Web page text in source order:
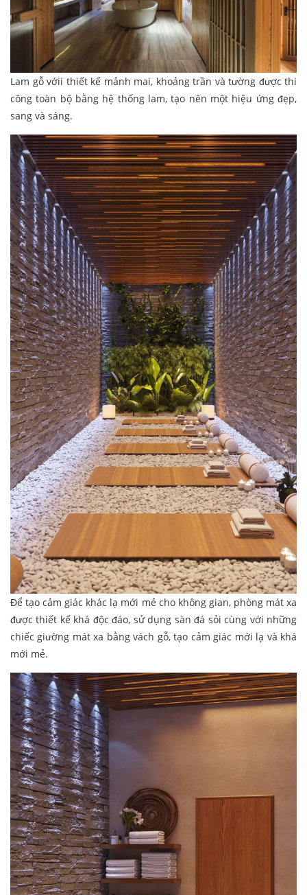
Lam gỗ vớii thiết kế mảnh mai, khoảng trần và tường được thi
công toàn bộ bằng hệ thống lam, tạo nên một hiệu ứng đẹp,
sang và sáng.
Để tạo cảm giác khác lạ mới mẻ cho không gian, phòng mát xa
được thiết kế khá độc đáo, sử dụng sàn đá sỏi cùng với những
chiếc giường mát xa bằng vách gỗ, tạo cảm giác mới lạ và khá
mới mẻ.